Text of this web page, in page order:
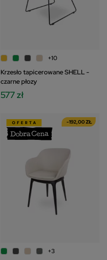
+10
Krzesło tapicerowane SHELL -
czarne płozy
577 zł
-192,00 ZŁ
+3